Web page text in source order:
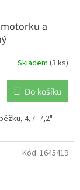
a
Skladem (3 ks)
Do košíku
4,7–7,2" -
Kód: 1645419